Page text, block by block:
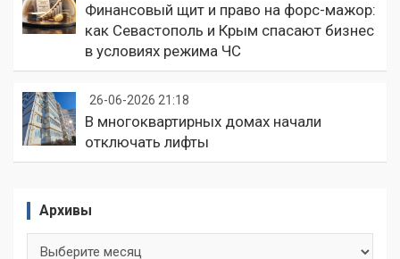
Финансовый щит и право на форс-мажор:
как Севастополь и Крым спасают бизнес
в условиях режима ЧС
26-06-2026 21:18
В многоквартирных домах начали
отключать лифты
Архивы